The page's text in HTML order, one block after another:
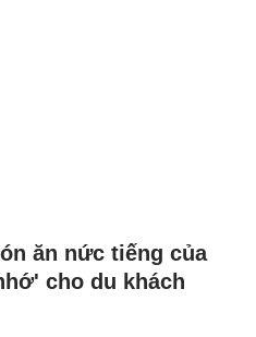
ăn nức tiếng của
cho du khách